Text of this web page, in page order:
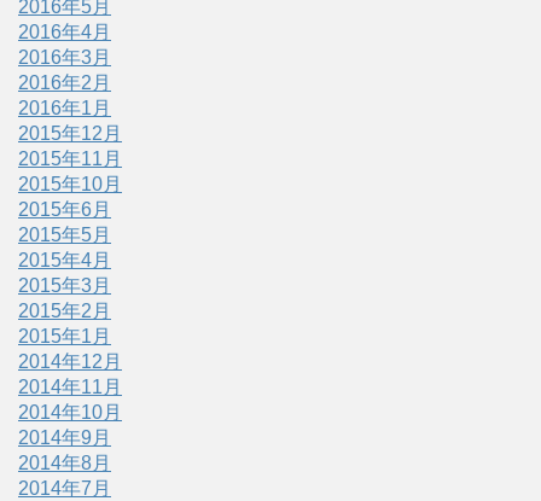
2016年5月
2016年4月
2016年3月
2016年2月
2016年1月
2015年12月
2015年11月
2015年10月
2015年6月
2015年5月
2015年4月
2015年3月
2015年2月
2015年1月
2014年12月
2014年11月
2014年10月
2014年9月
2014年8月
2014年7月